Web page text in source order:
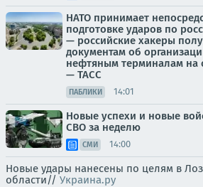
НАТО принимает
подготовке ударов по
— российские хакеры
документам об
нефтяным терминалам на
— ТАСС
ПАБЛИКИ 14:01
Новые успехи и новые
СВО за неделю
СМИ 14:00
Новые удары нанесены по целям в
области// Украина.ру